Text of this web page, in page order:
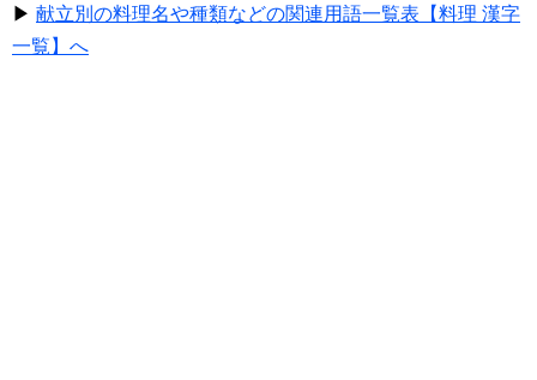
▶ 献立別の料理名や種類などの関連用語一覧表【料理 漢字
一覧】へ